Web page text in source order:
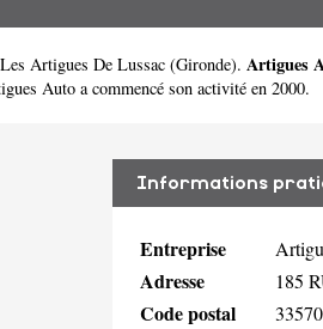
Artigues De Lussac (Gironde). Artigues
Auto a commencé son activité en 2000.
Informations
Entreprise
Adresse 185
Code postal 33570